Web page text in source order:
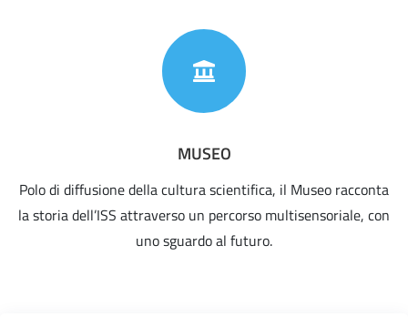
MUSEO
Polo di diffusione della cultura scientifica, il Museo racconta
la storia dell’ISS attraverso un percorso multisensoriale, con
uno sguardo al futuro.